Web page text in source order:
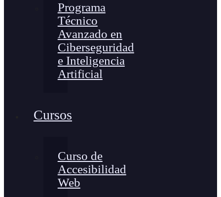
Programa
Técnico
Avanzado en
Ciberseguridad
e Inteligencia
Artificial
Cursos
Curso de
Accesibilidad
Web